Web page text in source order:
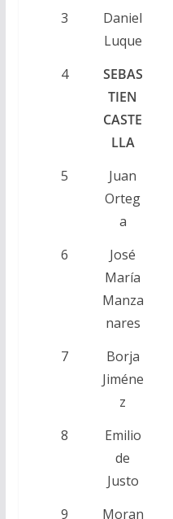
3
Daniel
Luque
4
SEBAS
TIEN
CASTE
LLA
5
Juan
Orteg
a
6
José
María
Manza
nares
7
Borja
Jiméne
z
8
Emilio
de
Justo
9 Moran